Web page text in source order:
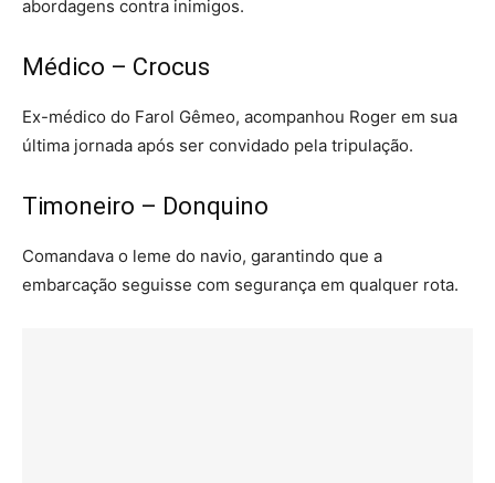
abordagens contra inimigos.
Médico – Crocus
Ex-médico do Farol Gêmeo, acompanhou Roger em sua
última jornada após ser convidado pela tripulação.
Timoneiro – Donquino
Comandava o leme do navio, garantindo que a
embarcação seguisse com segurança em qualquer rota.